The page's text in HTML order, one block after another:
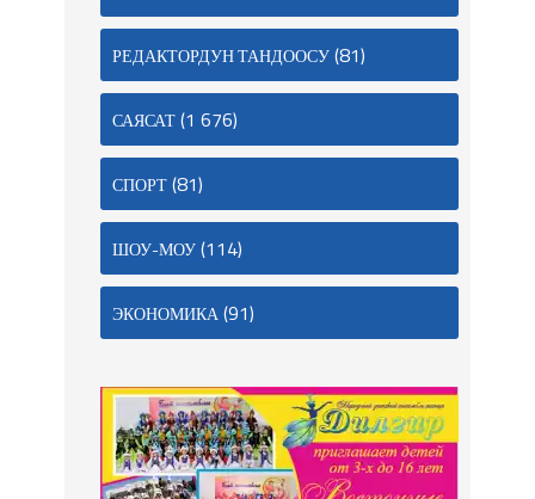
РЕДАКТОРДУН ТАНДООСУ(81)
САЯСАТ(1 676)
СПОРТ(81)
ШОУ-МОУ(114)
ЭКОНОМИКА(91)